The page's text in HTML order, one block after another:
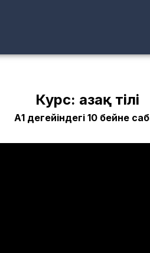
Курс: Қазақ тілі
А1 деңгейіндегі 10 бейне